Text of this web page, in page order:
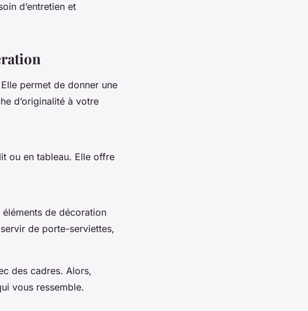
d’entretien et
permet de donner une
d’originalité à votre
ou en tableau. Elle offre
de décoration
de porte-serviettes,
des cadres. Alors,
vous ressemble.